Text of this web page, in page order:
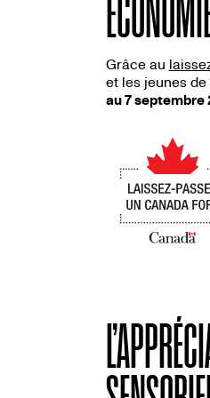
Grâce au
et les jeunes de
au 7 septembre